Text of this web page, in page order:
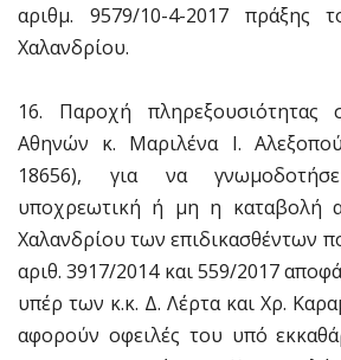
αριθμ. 9579/10-4-2017 πράξης
Χαλανδρίου.
16. Παροχή πληρεξουσιότητας
Αθηνών κ. Μαριλένα Ι.
18656), για να
υποχρεωτική ή μη η καταβολή
Χαλανδρίου των επιδικασθέντων
αριθ. 3917/2014 και 559/2017
υπέρ των κ.κ. Δ. Λέρτα και Χρ.
αφορούν οφειλές του υπό